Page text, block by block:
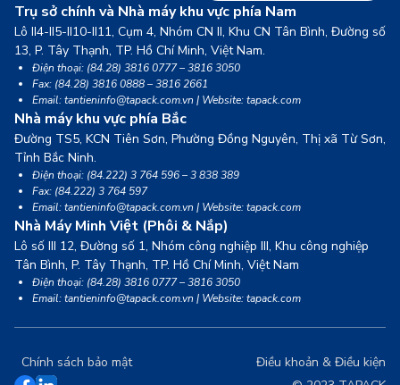
Trụ sở chính và Nhà máy khu vực phía Nam
Lô II4-II5-II10-II11, Cụm 4, Nhóm CN II, Khu CN Tân Bình, Đường số
13, P. Tây Thạnh, TP. Hồ Chí Minh, Việt Nam.
Điện thoại: (84.28) 3816 0777 – 3816 3050
Fax: (84.28) 3816 0888 – 3816 2661
Email: tantieninfo@tapack.com.vn | Website: tapack.com
Nhà máy khu vực phía Bắc
Đường TS5, KCN Tiên Sơn, Phường Đồng Nguyên, Thị xã Từ Sơn,
Tỉnh Bắc Ninh.
Điện thoại: (84.222) 3 764 596 – 3 838 389
Fax: (84.222) 3 764 597
Email: tantieninfo@tapack.com.vn | Website: tapack.com
Nhà Máy Minh Việt (Phôi & Nắp)
Lô số III 12, Đường số 1, Nhóm công nghiệp III, Khu công nghiệp
Tân Bình, P. Tây Thạnh, TP. Hồ Chí Minh, Việt Nam
Điện thoại: (84.28) 3816 0777 – 3816 3050
Email: tantieninfo@tapack.com.vn | Website: tapack.com
Chính sách bảo mật Điều khoản & Điều kiện